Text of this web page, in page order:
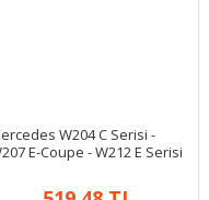
W204 C Serisi -
E-Coupe - W212 E Serisi